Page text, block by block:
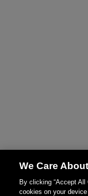
We Care
By clicking “Accept
cookies on your